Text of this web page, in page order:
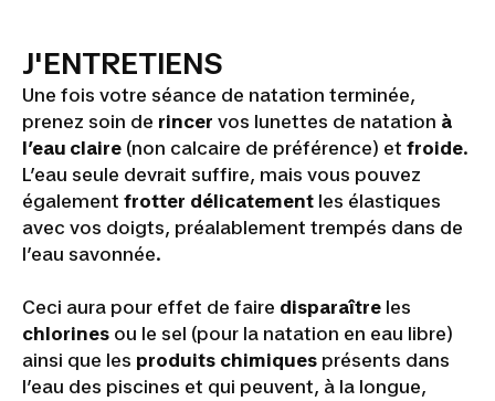
J'ENTRETIENS
Une fois votre séance de natation terminée,
prenez soin de rincer vos lunettes de natation à
l’eau claire (non calcaire de préférence) et froide.
L’eau seule devrait suffire, mais vous pouvez
également frotter délicatement les élastiques
avec vos doigts, préalablement trempés dans de
l’eau savonnée.
Ceci aura pour effet de faire disparaître les
chlorines ou le sel (pour la natation en eau libre)
ainsi que les produits chimiques présents dans
l’eau des piscines et qui peuvent, à la longue,